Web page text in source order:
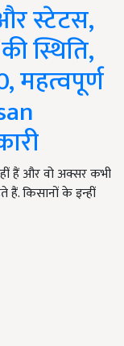
स्टेटस,
स्थिति,
महत्वपूर्ण
हैं और वो अक्सर कभी
किसानों के इन्हीं